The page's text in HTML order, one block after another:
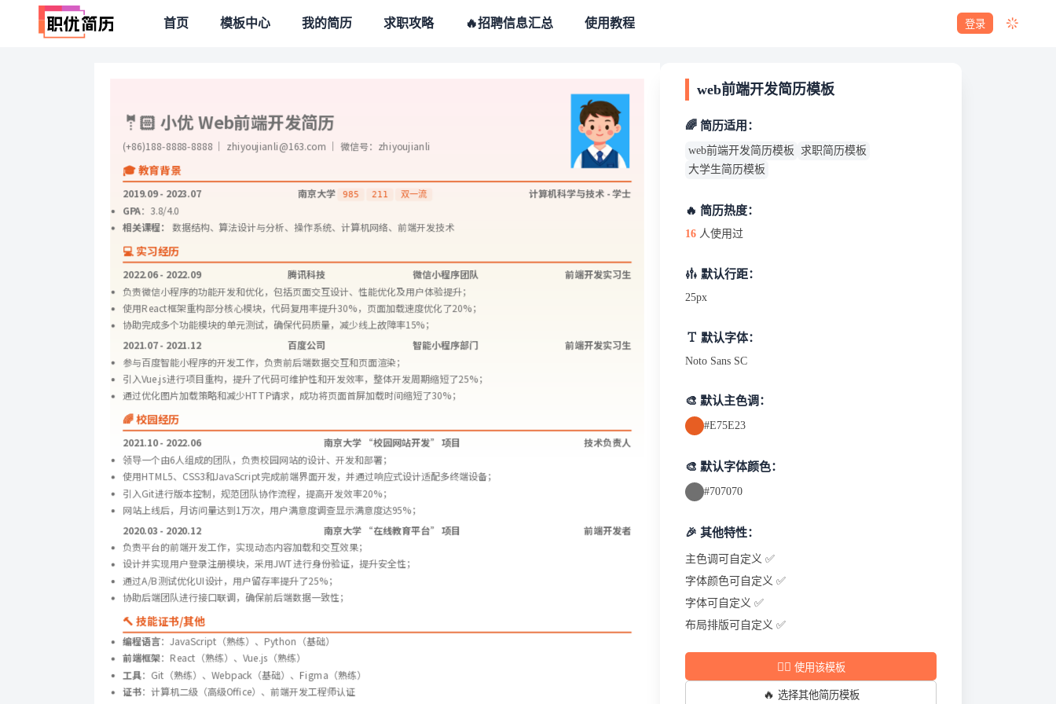
首页 模板中心 我的简历 求职攻略 🔥招聘信息汇总 使用教程 登录
🤵🏻 小优 Web前端开发简历
(+86)188-8888-8888 ｜ zhiyoujianli@163.com ｜ 微信号：zhiyoujianli
🎓 教育背景
2019.09 - 2023.07 南京大学 985 211 双一流 计算机科学与技术 - 学士
GPA：3.8/4.0
相关课程： 数据结构、算法设计与分析、操作系统、计算机网络、前端开发技术
💻 实习经历
2022.06 - 2022.09 腾讯科技 微信小程序团队 前端开发实习生
负责微信小程序的功能开发和优化，包括页面交互设计、性能优化及用户体验提升；
使用React框架重构部分核心模块，代码复用率提升30%，页面加载速度优化了20%；
协助完成多个功能模块的单元测试，确保代码质量，减少线上故障率15%；
2021.07 - 2021.12
百度公司 智能小程序部门
前端开发实习生
参与百度智能小程序的开发工作，负责前后端数据交互和页面渲染；
引入Vue.js进行项目重构，提升了代码可维护性和开发效率，整体开发周期缩短了25%；
通过优化图片加载策略和减少HTTP请求，成功将页面首屏加载时间缩短了30%；
🌈 校园经历
2021.10 - 2022.06 南京大学 “校园网站开发” 项目 技术负责人
领导一个由6人组成的团队，负责校园网站的设计、开发和部署；
使用HTML5、CSS3和JavaScript完成前端界面开发，并通过响应式设计适配多终端设备；
引入Git进行版本控制，规范团队协作流程，提高开发效率20%；
网站上线后，月访问量达到1万次，用户满意度调查显示满意度达95%；
2020.03 - 2020.12
南京大学 “在线教育平台” 项目
前端开发者
负责平台的前端开发工作，实现动态内容加载和交互效果；
设计并实现用户登录注册模块，采用JWT进行身份验证，提升安全性；
通过A/B测试优化UI设计，用户留存率提升了25%；
协助后端团队进行接口联调，确保前后端数据一致性；
🔨 技能证书/其他
编程语言：JavaScript（熟练）、Python（基础）
前端框架：React（熟练）、Vue.js（熟练）
工具：Git（熟练）、Webpack（基础）、Figma（熟练）
证书：计算机二级（高级Office）、前端开发工程师认证
web前端开发简历模板
🌈 简历适用：
web前端开发简历模板 求职简历模板
大学生简历模板
🔥 简历热度：
16 人使用过
默认行距：
25px
默认字体：
Noto Sans SC
🎨 默认主色调：
#E75E23
🎨 默认字体颜色：
#707070
🎉 其他特性：
主色调可自定义 ✅
字体颜色可自定义 ✅
字体可自定义 ✅
布局排版可自定义 ✅
✍🏻 使用该模板
🔥 选择其他简历模板